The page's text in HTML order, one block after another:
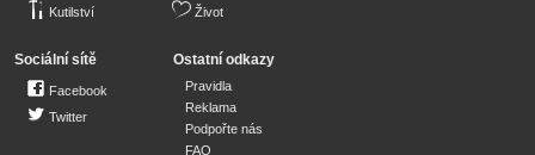
Kutilství
Život
Sociální sítě
Facebook
Twitter
Ostatní odkazy
Pravidla
Reklama
Podpořte nás
FAQ